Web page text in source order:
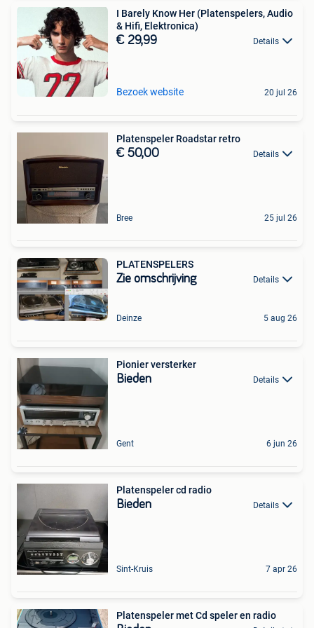
I Barely Know Her (Platenspelers, Audio
& Hifi, Elektronica)
€ 29,99 Details
Bezoek website 20 jul 26
Platenspeler Roadstar retro
€ 50,00 Details
Bree 25 jul 26
PLATENSPELERS
Zie omschrijving Details
Deinze 5 aug 26
Pionier versterker
Bieden Details
Gent 6 jun 26
Platenspeler cd radio
Bieden Details
Sint-Kruis 7 apr 26
Platenspeler met Cd speler en radio